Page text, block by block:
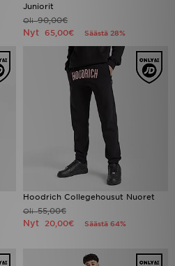
Juniorit
Oli90,00€
Nyt 65,00€ Säästä 28%
Hoodrich Collegehousut Nuoret
Oli55,00€
Nyt 20,00€ Säästä 64%